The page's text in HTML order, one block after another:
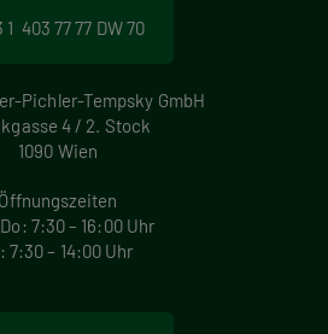
1 403 77 77 DW 70
Pichler-Tempsky GmbH
4 / 2. Stock
1090 Wien
Öffnungszeiten
7:30 – 16:00 Uhr
7:30 – 14:00 Uhr